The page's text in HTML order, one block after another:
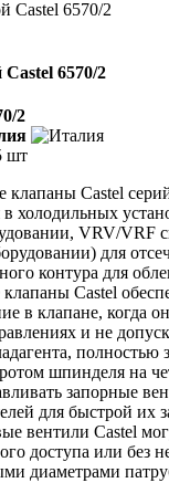
6570/2
2
шт
Castel
холодильных
VRV/VRF
для
контура для
Castel
в клапане, когда
и не
полностью
шпинделя на
запорные
для быстрой их
вентили Castel
доступа или без
диаметрами